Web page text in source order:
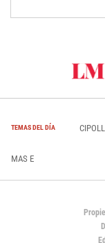
TEMAS DEL DÍA
MAS E